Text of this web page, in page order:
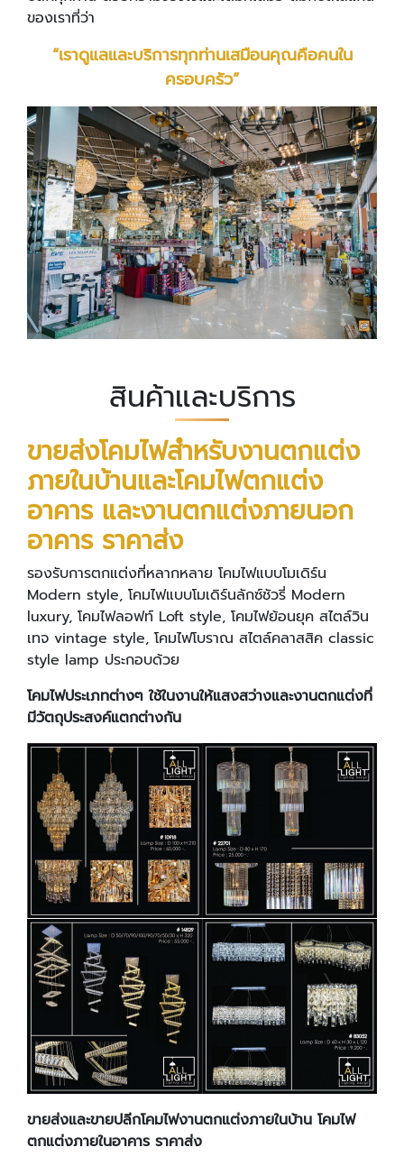
ของเราที่ว่า
“เราดูแลและบริการทุกท่านเสมือนคุณคือคนใน
ครอบครัว”
สินค้าและบริการ
ขายส่งโคมไฟสำหรับงานตกแต่ง
ภายในบ้านและโคมไฟตกแต่ง
อาคาร และงานตกแต่งภายนอก
อาคาร ราคาส่ง
รองรับการตกแต่งที่หลากหลาย โคมไฟแบบโมเดิร์น
Modern style, โคมไฟแบบโมเดิร์นลักซ์ชัวรี่ Modern
luxury, โคมไฟลอฟท์ Loft style, โคมไฟย้อนยุค สไตล์วิน
เทจ vintage style, โคมไฟโบราณ สไตล์คลาสสิค classic
style lamp ประกอบด้วย
โคมไฟประเภทต่างๆ ใช้ในงานให้แสงสว่างและงานตกแต่งที่
มีวัตถุประสงค์แตกต่างกัน
ขายส่งและขายปลีกโคมไฟงานตกแต่งภายในบ้าน โคมไฟ
ตกแต่งภายในอาคาร ราคาส่ง